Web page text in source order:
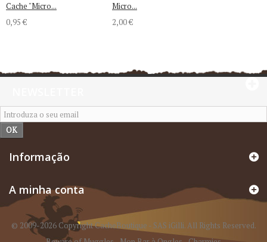
Cache "Micro...
0,95 €
Micro...
2,00 €
OK
Informação
A minha conta
© 2009-2026 Copyright CacheBoutique - SAS iGilli. All Rights Reserved.